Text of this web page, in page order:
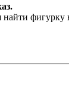
фигурку